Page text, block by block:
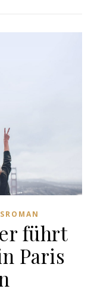
führt
Paris